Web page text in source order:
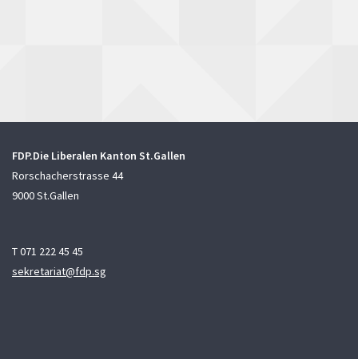
FDP.Die Liberalen Kanton St.Gallen
Rorschacherstrasse 44
9000 St.Gallen
T 071 222 45 45
sekretariat@fdp.sg